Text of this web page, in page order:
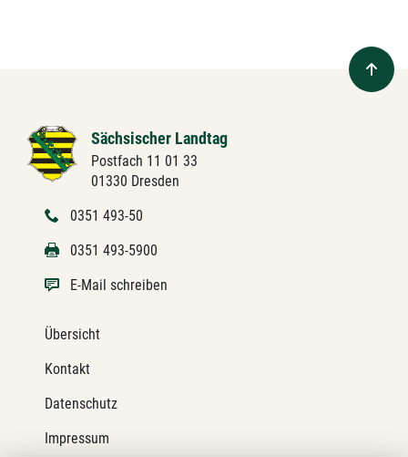
Sächsischer Landtag
Postfach 11 01 33
01330 Dresden
0351 493-50
0351 493-5900
E-Mail schreiben
Übersicht
Kontakt
Datenschutz
Impressum